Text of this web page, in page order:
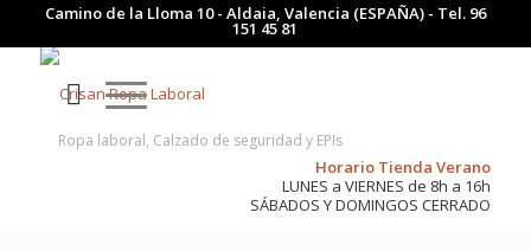
Camino de la Lloma 10 - Aldaia, Valencia (ESPAÑA) - Tel. 96
151 45 81
Ropa laboral, Calzado de seguridad y EPIs
Horario Tienda Verano
LUNES a VIERNES de 8h a 16h
SÁBADOS Y DOMINGOS CERRADO